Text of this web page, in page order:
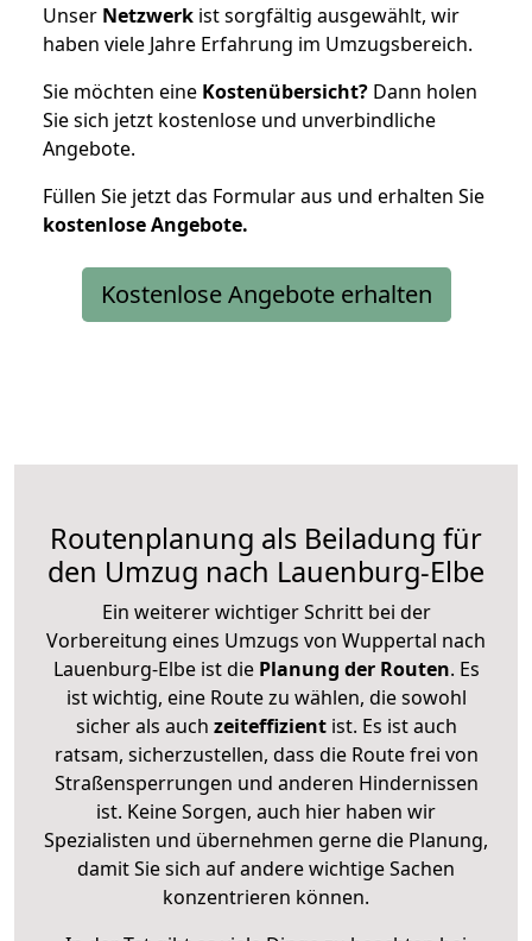
Unser Netzwerk ist sorgfältig ausgewählt, wir
haben viele Jahre Erfahrung im Umzugsbereich.
Sie möchten eine Kostenübersicht? Dann holen
Sie sich jetzt kostenlose und unverbindliche
Angebote.
Füllen Sie jetzt das Formular aus und erhalten Sie
kostenloseAngebote.
Kostenlose Angebote erhalten
Routenplanung als Beiladung für
den Umzug nach Lauenburg-Elbe
Ein weiterer wichtiger Schritt bei der
Vorbereitung eines Umzugs von Wuppertal nach
Lauenburg-Elbe ist diePlanung der Routen. Es
ist wichtig, eine Route zu wählen, die sowohl
sicher als auch zeiteffizientist. Es ist auch
ratsam, sicherzustellen, dass die Route frei von
Straßensperrungen und anderen Hindernissen
ist. Keine Sorgen, auch hier haben wir
Spezialisten und übernehmen gerne die Planung,
damit Sie sich auf andere wichtige Sachen
konzentrieren können.